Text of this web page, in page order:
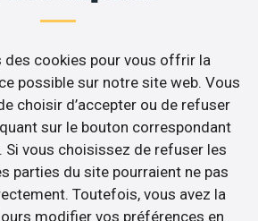
des cookies pour vous offrir la
possible sur notre site web. Vous
choisir d’accepter ou de refuser
sur le bouton correspondant
Si vous choisissez de refuser les
parties du site pourraient ne pas
Toutefois, vous avez la
modifier vos préférences en